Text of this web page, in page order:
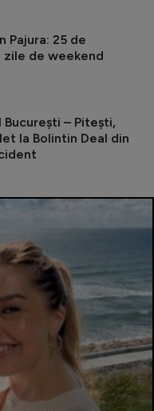
Pajura: 25 de
zile de weekend
București – Pitești,
la Bolintin Deal din